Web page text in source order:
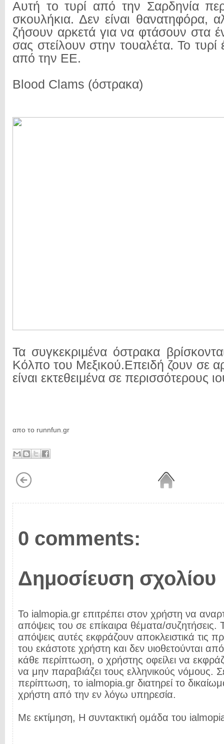
Αυτή το τυρί από την Σαρδηνία
σκουλήκια. Δεν είναι θανατηφόρα,
ζήσουν αρκετά για να φτάσουν στα
σας στείλουν στην τουαλέτα. Το τυρί
από την ΕΕ.
Blood Clams (όστρακα)
Τα συγκεκριμένα όστρακα
Κόλπο του Μεξικού.Επειδή ζουν σε
είναι εκτεθειμένα σε περισσότερους
απο το runnfun.gr
0 comments:
Δημοσίευση σχολίου
Το ialmopia.gr επιτρέπει στον χρήστη να
απόψεις του σε επίκαιρα θέματα/συζητήσεις.
απόψεις αυτές εκφράζουν αποκλειστικά τις
του εκάστοτε χρήστη και δεν υιοθετούνται
κάθε περίπτωση, ο χρήστης οφείλει να
να μην παραβιάζει τους ελληνικούς νόμους.
περίπτωση, το ialmopia.gr διατηρεί το
χρήστη από την εν λόγω υπηρεσία.
Με εκτίμηση, Η συντακτική ομάδα του